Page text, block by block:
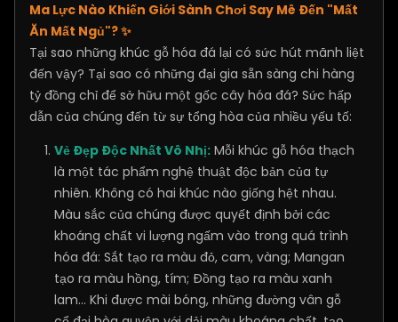
Ma Lực Nào Khiến Giới Sành Chơi Say Mê Đến "Mất
Ăn Mất Ngủ"? ✨
Tại sao những khúc gỗ hóa đá lại có sức hút mãnh liệt
đến vậy? Tại sao có những đại gia sẵn sàng chi hàng
tỷ đồng chỉ để sở hữu một gốc cây hóa đá? Sức hấp
dẫn của chúng đến từ sự tổng hòa của nhiều yếu tố:
Vẻ Đẹp Độc Nhất Vô Nhị: Mỗi khúc gỗ hóa thạch
là một tác phẩm nghệ thuật độc bản của tự
nhiên. Không có hai khúc nào giống hệt nhau.
Màu sắc của chúng được quyết định bởi các
khoáng chất vi lượng ngấm vào trong quá trình
hóa đá: Sắt tạo ra màu đỏ, cam, vàng; Mangan
tạo ra màu hồng, tím; Đồng tạo ra màu xanh
lam... Khi được mài bóng, những đường vân gỗ